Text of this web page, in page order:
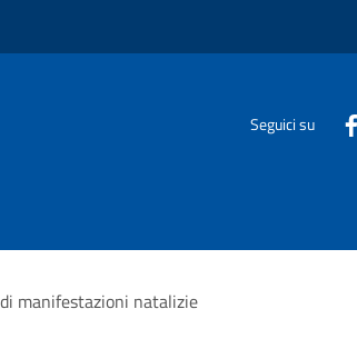
Seguici su
manifestazioni natalizie